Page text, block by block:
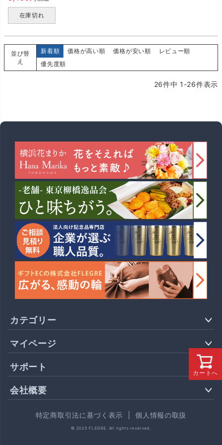
在庫切れ
並び替
え
新着順 価格が高い順 価格が安い順
レビュー順
優先度順
26件中 1 -26件表示
カートへ
カテゴリー
マイページ
サポート
会社概要
特定商取引法に基づく表示 個人情報の取扱
© 2025 FLEGRE. All rights reserved.